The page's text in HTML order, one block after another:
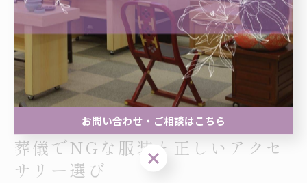
理由は、故人や遺族への配慮と、厳粛な場の雰囲気を守
るためです。実際の準備では、普段身につけているアク
セサリーを外し、シンプルな装いを心がけることで失礼
のない参列が可能です。
葬儀でNGな服装と正しいアクセ
サリー選び
お問い合わせ・ご相談はこちら
お問い合わせ・ご相談はこちら